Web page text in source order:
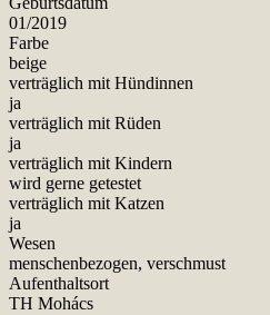
01/2019
Farbe
beige
verträglich mit Hündinnen
ja
verträglich mit Rüden
ja
verträglich mit Kindern
wird gerne getestet
verträglich mit Katzen
ja
Wesen
menschenbezogen, verschmust
Aufenthaltsort
TH Mohács